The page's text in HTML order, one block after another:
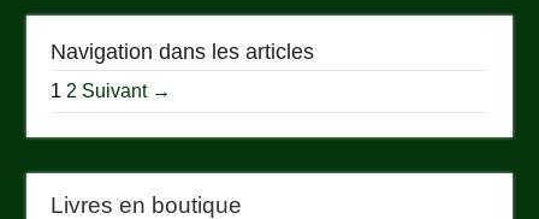
Navigation dans les articles
1 2 Suivant →
Livres en boutique